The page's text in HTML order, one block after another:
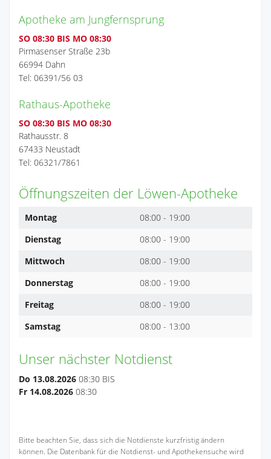
Apotheke am Jungfernsprung
SO 08:30 BIS MO 08:30
Pirmasenser Straße 23b
66994 Dahn
Tel: 06391/56 03
Rathaus-Apotheke
SO 08:30 BIS MO 08:30
Rathausstr. 8
67433 Neustadt
Tel: 06321/7861
Öffnungszeiten der Löwen-Apotheke
Montag
08:00 - 19:00
Dienstag
08:00 - 19:00
Mittwoch
08:00 - 19:00
Donnerstag
08:00 - 19:00
Freitag
08:00 - 19:00
Samstag
08:00 - 13:00
Unser nächster Notdienst
Do 13.08.2026 08:30 BIS
Fr 14.08.2026 08:30
Bitte beachten Sie, dass sich die Notdienste kurzfristig ändern
können. Die Datenbank für die Notdienst- und Apothekensuche wird